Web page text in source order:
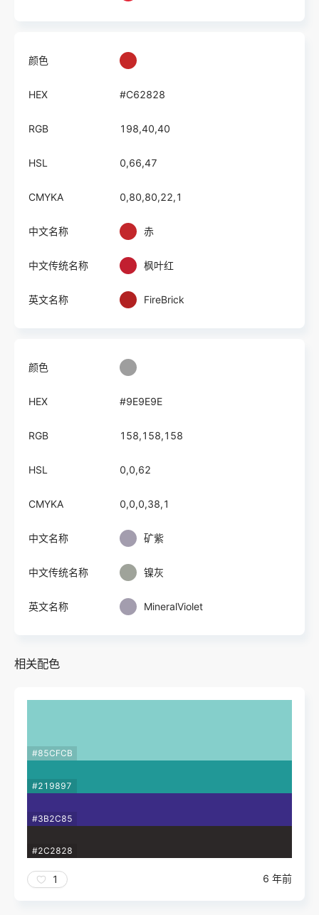
颜色
HEX #C62828
RGB 198,40,40
HSL 0,66,47
CMYKA 0,80,80,22,1
中文名称 赤
中文传统名称 枫叶红
英文名称 FireBrick
颜色
HEX #9E9E9E
RGB 158,158,158
HSL 0,0,62
CMYKA 0,0,0,38,1
中文名称 矿紫
中文传统名称 镍灰
英文名称 MineralViolet
相关配色
#85CFCB
#219897
#3B2C85
#2C2828
1 6 年前